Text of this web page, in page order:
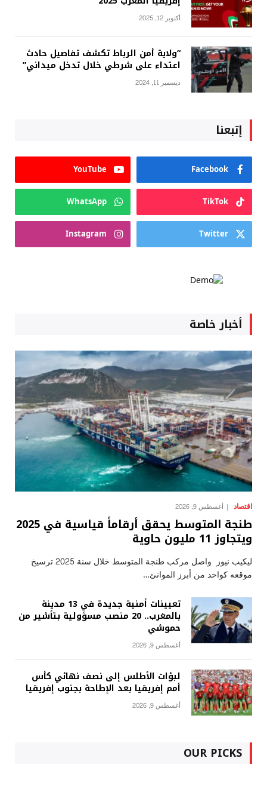
أكتوبر 12, 2025
“ولاية أمن الرباط تكشف تفاصيل حادث
اعتداء على شرطي خلال تدخل ميداني”
ديسمبر 11, 2024
إتبعنا
Facebook
YouTube
TikTok
WhatsApp
Twitter
Instagram
أخبار خاصة
اقتصاد أغسطس 9, 2026
طنجة المتوسط يحقق أرقاماً قياسية في 2025
ويتجاوز 11 مليون حاوية
ليكيب نيوز واصل مركب طنجة المتوسط خلال سنة 2025 ترسيخ
موقعه كواحد من أبرز الموانئ…
تعيينات أمنية جديدة في 13 مدينة
بالمغرب.. 20 منصب مسؤولية بتأشير من
حموشي
أغسطس 9, 2026
لبؤات الأطلس إلى نصف نهائي كأس
أمم إفريقيا بعد الإطاحة بجنوب إفريقيا
أغسطس 9, 2026
OUR PICKS